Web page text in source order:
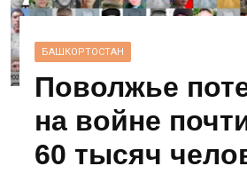
БАШКОРТОСТАН
Поволжье
на войне
60 тысяч